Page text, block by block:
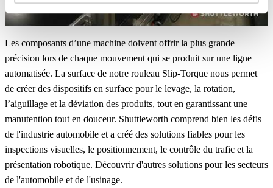
Les composants d’une machine doivent offrir la plus grande
précision lors de chaque mouvement qui se produit sur une ligne
automatisée. La surface de notre rouleau Slip-Torque nous permet
de créer des dispositifs en surface pour le levage, la rotation,
l’aiguillage et la déviation des produits, tout en garantissant une
manutention tout en douceur. Shuttleworth comprend bien les défis
de l'industrie automobile et a créé des solutions fiables pour les
inspections visuelles, le positionnement, le contrôle du trafic et la
présentation robotique. Découvrir d'autres solutions pour les secteurs
de l'automobile et de l'usinage.